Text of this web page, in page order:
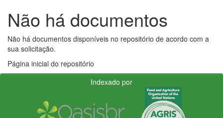
Não há documentos
Não há documentos disponíveis no repositório de acordo com a
sua solicitação.
Página inicial do repositório
Indexado por